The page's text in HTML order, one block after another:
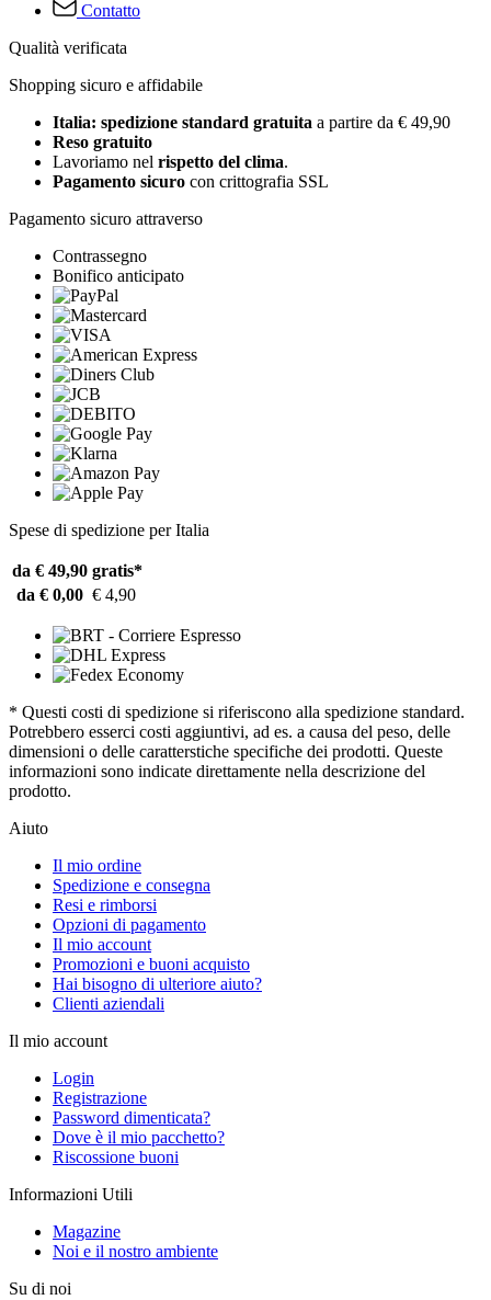
Contatto
Qualità verificata
Shopping sicuro e affidabile
Italia: spedizione standard gratuita a partire da € 49,90
Reso gratuito
Lavoriamo nel rispetto del clima.
Pagamento sicuro con crittografia SSL
Pagamento sicuro attraverso
Contrassegno
Bonifico anticipato
Spese di spedizione per Italia
da € 49,90 gratis*
da € 0,00 € 4,90
* Questi costi di spedizione si riferiscono alla spedizione standard.
Potrebbero esserci costi aggiuntivi, ad es. a causa del peso, delle
dimensioni o delle caratterstiche specifiche dei prodotti. Queste
informazioni sono indicate direttamente nella descrizione del
prodotto.
Aiuto
Il mio ordine
Spedizione e consegna
Resi e rimborsi
Opzioni di pagamento
Il mio account
Promozioni e buoni acquisto
Hai bisogno di ulteriore aiuto?
Clienti aziendali
Il mio account
Login
Registrazione
Password dimenticata?
Dove è il mio pacchetto?
Riscossione buoni
Informazioni Utili
Magazine
Noi e il nostro ambiente
Su di noi